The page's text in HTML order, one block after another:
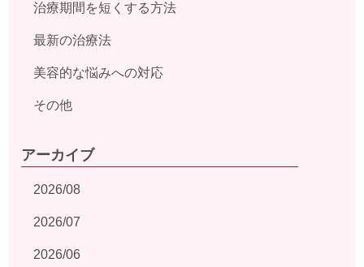
治療期間を短くする方法
最新の治療法
美容的な悩みへの対応
その他
アーカイブ
2026/08
2026/07
2026/06